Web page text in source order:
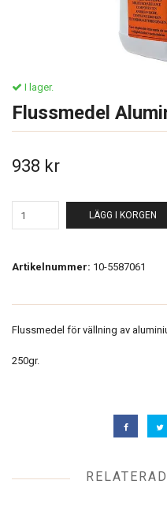
I lager.
Flussmedel
938 kr
LÄGG I KORGEN
Artikelnummer: 10-5587061
Flussmedel för vällning av
250gr.